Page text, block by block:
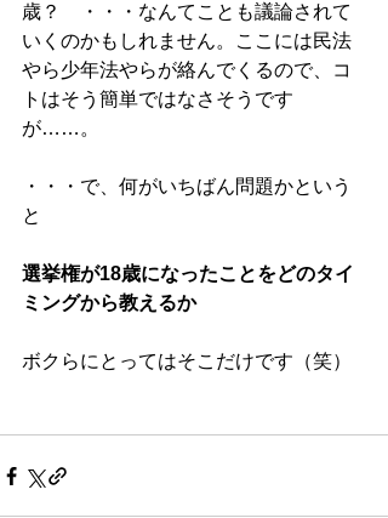
歳？　・・・なんてことも議論されて
いくのかもしれません。ここには民法
やら少年法やらが絡んでくるので、コ
トはそう簡単ではなさそうです
が……。
・・・で、何がいちばん問題かという
と
選挙権が18歳になったことをどのタイ
ミングから教えるか
ボクらにとってはそこだけです（笑）